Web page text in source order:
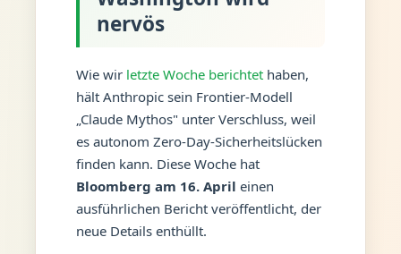
nervös
Wie wir letzte Woche berichtethaben,
hält Anthropic sein Frontier-Modell
„Claude Mythos" unter Verschluss, weil
es autonom Zero-Day-Sicherheitslücken
finden kann. Diese Woche hat
Bloomberg am 16. April einen
ausführlichen Bericht veröffentlicht, der
neue Details enthüllt.